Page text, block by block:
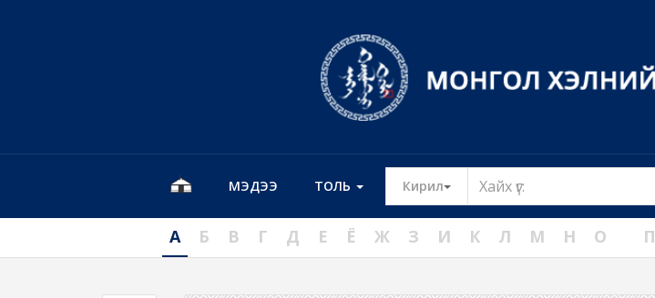
МЭДЭЭ ТОЛЬ Кирил Toggle Dropdown
А Б В Г Д Е Ё Ж З И К Л М Н О П